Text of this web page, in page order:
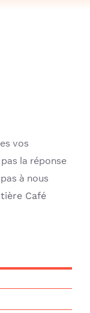
vos
la réponse
à nous
Café